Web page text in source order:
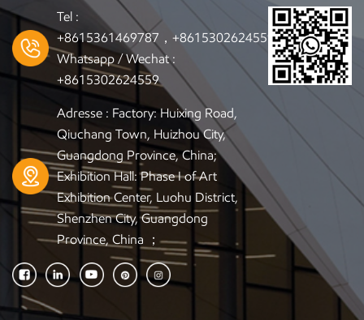
Tel :
+8615361469787，+8615302624559
Whatsapp / Wechat :
+8615302624559
Adresse : Factory: Huixing Road,
Qiuchang Town, Huizhou City,
Guangdong Province, China;
Exhibition Hall: Phase I of Art
Exhibition Center, Luohu District,
Shenzhen City, Guangdong
Province, China ；